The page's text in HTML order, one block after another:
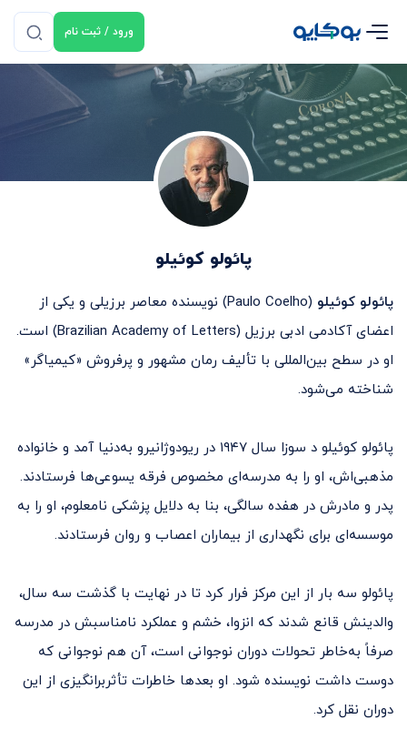
ورود / ثبت نام
پائولو کوئیلو
پائولو کوئیلو
(Paulo Coelho) نویسنده معاصر برزیلی و یکی از
اعضای آکادمی ادبی برزیل (Brazilian Academy of Letters) است.
او در سطح بین‌المللی با تألیف رمان مشهور و پرفروش «کیمیاگر»
شناخته می‌شود.
پائولو کوئیلو د سوزا سال ۱۹۴۷ در ریودوژانیرو به‌دنیا آمد و خانواده
مذهبی‌اش، او را به مدرسه‌ای مخصوص فرقه یسوعی‌ها فرستادند.
پدر و مادرش در هفده سالگی، بنا به دلایل پزشکی نامعلوم، او را به
موسسه‌ای برای نگهداری از بیماران اعصاب‌ و روان فرستادند.
پائولو سه بار از این مرکز فرار کرد تا در نهایت با گذشت سه‌ سال،
والدینش قانع شدند که انزوا، خشم و عملکرد نامناسبش در مدرسه
صرفاً به‌خاطر تحولات دوران نوجوانی است، آن هم نوجوانی که
دوست داشت نویسنده شود. او بعدها خاطرات تأثربرانگیزی از این
دوران نقل کرد.